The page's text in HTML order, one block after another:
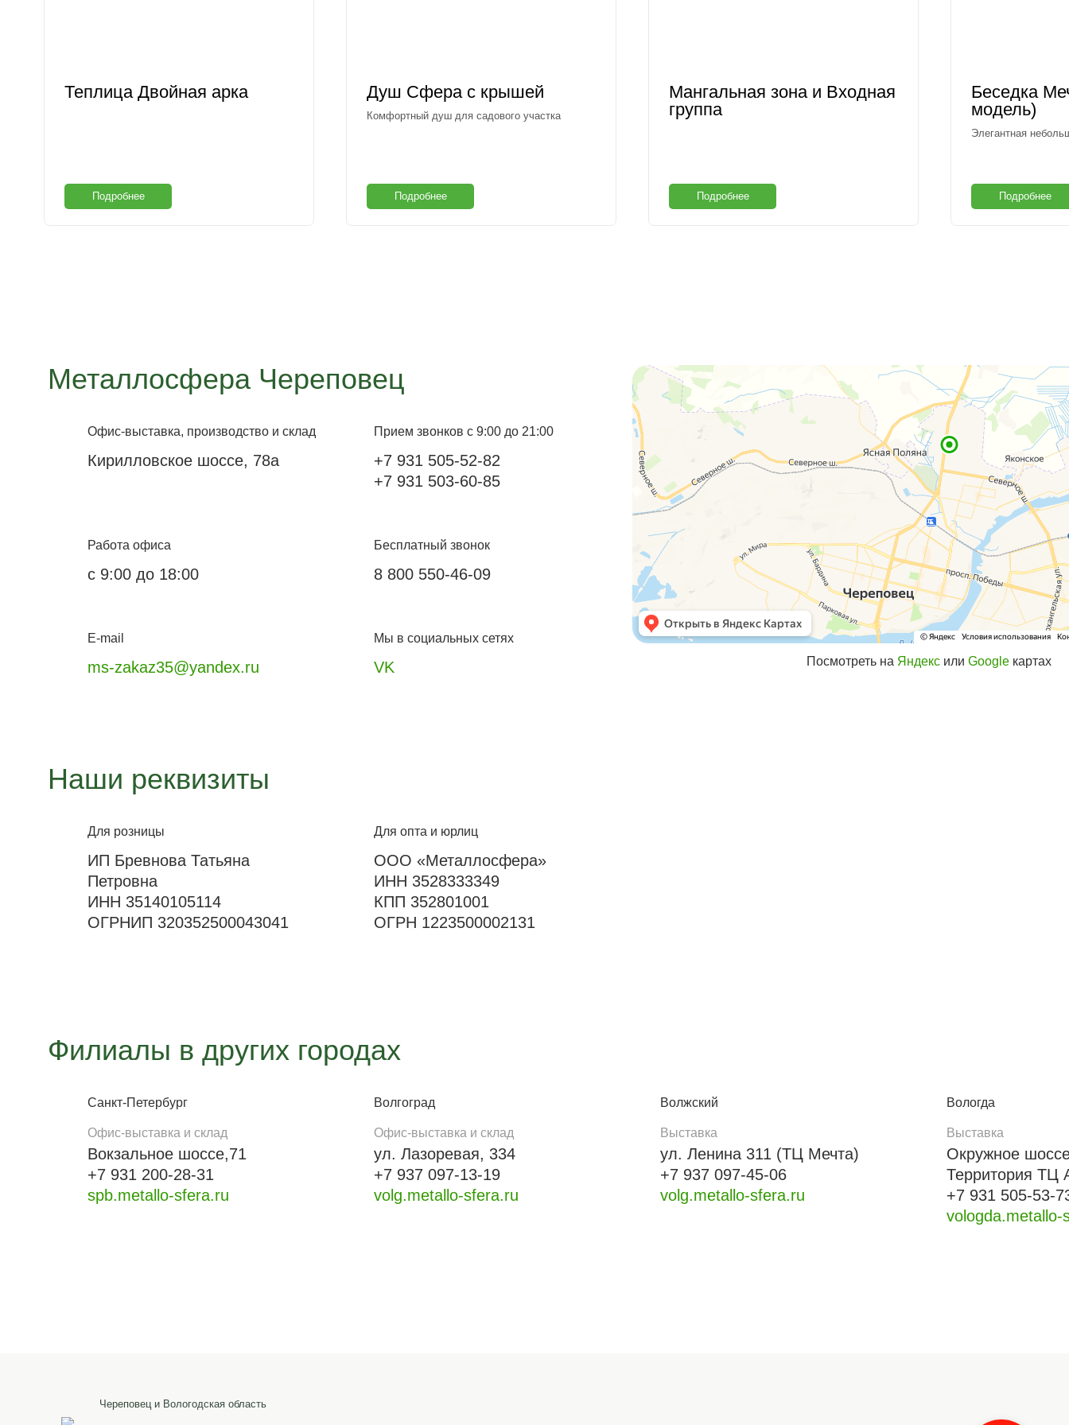
Теплица Двойная арка
Подробнее
Душ Сфера с крышей
Комфортный душ для садового участка
Подробнее
Мангальная зона и Входная
группа
Подробнее
Беседка
модель)
Элегантная
Подробнее
Металлосфера Череповец
Офис-выставка, производство и склад
Кирилловское шоссе, 78а
Прием звонков с 9:00 до 21:00
+7 931 505-52-82
+7 931 503-60-85
Работа офиса
с 9:00 до 18:00
Бесплатный звонок
8 800 550-46-09
E-mail
ms-zakaz35@yandex.ru
Мы в социальных сетях
VK Посмотреть на Яндексили Googleкартах
Наши реквизиты
Для розницы
ИП Бревнова Татьяна
Петровна
ИНН 35140105114
ОГРНИП 320352500043041
Для опта и юрлиц
ООО «Металлосфера»
ИНН 3528333349
КПП 352801001
ОГРН 1223500002131
Филиалы в других городах
Санкт-Петербург
Офис-выставка и склад
Вокзальное шоссе,71
+7 931 200-28-31
spb.metallo-sfera.ru
Волгоград
Офис-выставка и склад
ул. Лазоревая, 334
+7 937 097-13-19
volg.metallo-sfera.ru
Волжский
Выставка
ул. Ленина 311 (ТЦ Мечта)
+7 937 097-45-06
volg.metallo-sfera.ru
Вологда
Выставка
Окружное
Территория ТЦ
+7 931 505-53-
vologda.metallo-
Череповец и Вологодская область